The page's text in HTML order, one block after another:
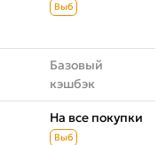
Выб
Базовый
кэшбэк
На все покупки
Выб